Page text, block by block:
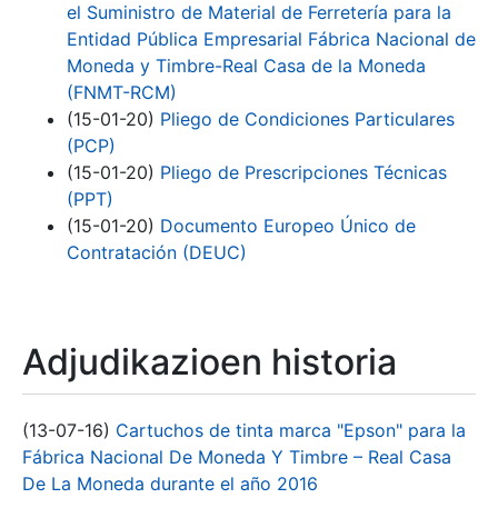
el Suministro de Material de Ferretería para la
Entidad Pública Empresarial Fábrica Nacional de
Moneda y Timbre-Real Casa de la Moneda
(FNMT-RCM)
(15-01-20) Pliego de Condiciones Particulares
(PCP)
(15-01-20) Pliego de Prescripciones Técnicas
(PPT)
(15-01-20) Documento Europeo Único de
Contratación (DEUC)
Adjudikazioen historia
(13-07-16) Cartuchos de tinta marca "Epson" para la
Fábrica Nacional De Moneda Y Timbre – Real Casa
De La Moneda durante el año 2016